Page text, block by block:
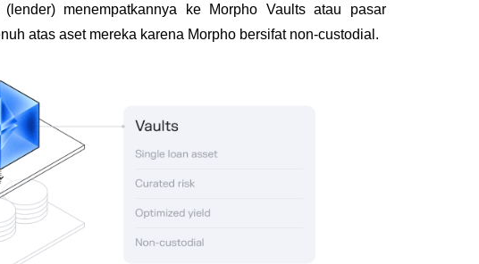
menempatkannya ke Morpho Vaults atau pasar
atas aset mereka karena Morpho bersifat non-custodial.